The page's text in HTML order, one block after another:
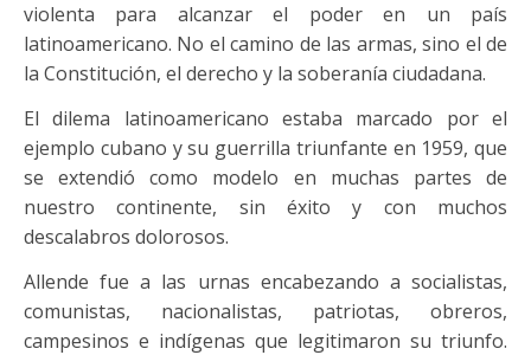
violenta para alcanzar el poder en un país
latinoamericano. No el camino de las armas, sino el de
la Constitución, el derecho y la soberanía ciudadana.
El dilema latinoamericano estaba marcado por el
ejemplo cubano y su guerrilla triunfante en 1959, que
se extendió como modelo en muchas partes de
nuestro continente, sin éxito y con muchos
descalabros dolorosos.
Allende fue a las urnas encabezando a socialistas,
comunistas, nacionalistas, patriotas, obreros,
campesinos e indígenas que legitimaron su triunfo.